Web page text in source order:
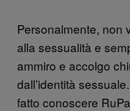
Personalmente, non
alla sessualità e
ammiro e accolgo
dall’identità
fatto conoscere